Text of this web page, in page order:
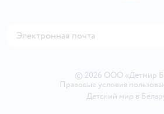
© 2026 ООО «Детмир
Правовые условия
Детский мир в